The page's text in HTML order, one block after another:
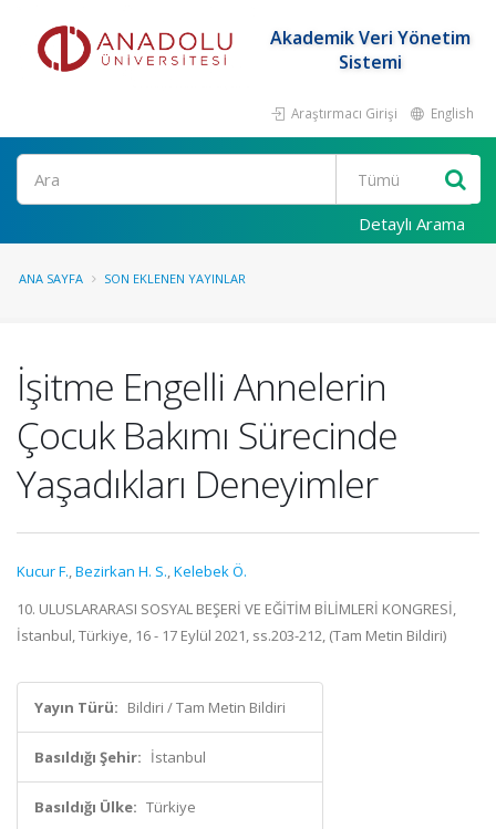
Akademik Veri Yönetim
Sistemi
Araştırmacı Girişi English
Ara
Detaylı Arama
ANA SAYFA SON EKLENEN YAYINLAR
İşitme Engelli Annelerin
Çocuk Bakımı Sürecinde
Yaşadıkları Deneyimler
Kucur F.,Bezirkan H. S.,Kelebek Ö.
10. ULUSLARARASI SOSYAL BEŞERİ VE EĞİTİM BİLİMLERİ KONGRESİ,
İstanbul, Türkiye, 16 - 17 Eylül 2021, ss.203-212, (Tam Metin Bildiri)
Yayın Türü: Bildiri / Tam Metin Bildiri
Basıldığı Şehir: İstanbul
Basıldığı Ülke: Türkiye